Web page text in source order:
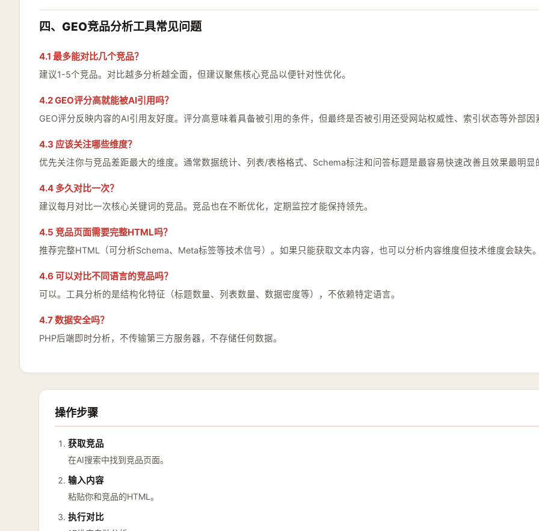
四、GEO竞品分析工具常见问题
4.1 最多能对比几个竞品？
建议1-5个竞品。对比越多分析越全面，但建议聚焦核心竞品以便针对性优化。
4.2 GEO评分高就能被AI引用吗？
GEO评分反映内容的AI引用友好度。评分高意味着具备被引用的条件，但最终是否被引用还受网站权威性、索引状态等外部因
4.3 应该关注哪些维度？
优先关注你与竞品差距最大的维度。通常数据统计、列表/表格格式、Schema标注和问答标题是最容易快速改善且效果最明显
4.4 多久对比一次？
建议每月对比一次核心关键词的竞品。竞品也在不断优化，定期监控才能保持领先。
4.5 竞品页面需要完整HTML吗？
推荐完整HTML（可分析Schema、Meta标签等技术信号）。如果只能获取文本内容，也可以分析内容维度但技术维度会缺失。
4.6 可以对比不同语言的竞品吗？
可以。工具分析的是结构化特征（标题数量、列表数量、数据密度等），不依赖特定语言。
4.7 数据安全吗？
PHP后端即时分析，不传输第三方服务器，不存储任何数据。
操作步骤
获取竞品
在AI搜索中找到竞品页面。
输入内容
粘贴你和竞品的HTML。
执行对比